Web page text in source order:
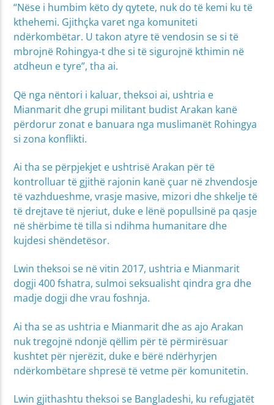
“Nëse i humbim këto dy qytete, nuk do të kemi ku të
kthehemi. Gjithçka varet nga komuniteti
ndërkombëtar. U takon atyre të vendosin se si të
mbrojnë Rohingya-t dhe si të sigurojnë kthimin në
atdheun e tyre”, tha ai.
Që nga nëntori i kaluar, theksoi ai, ushtria e
Mianmarit dhe grupi militant budist Arakan kanë
përdorur zonat e banuara nga muslimanët Rohingya
si zona konflikti.
Ai tha se përpjekjet e ushtrisë Arakan për të
kontrolluar të gjithë rajonin kanë çuar në zhvendosje
të vazhdueshme, vrasje masive, mizori dhe shkelje të
të drejtave të njeriut, duke e lënë popullsinë pa qasje
në shërbime të tilla si ndihma humanitare dhe
kujdesi shëndetësor.
Lwin theksoi se në vitin 2017, ushtria e Mianmarit
dogji 400 fshatra, sulmoi seksualisht qindra gra dhe
madje dogji dhe vrau foshnja.
Ai tha se as ushtria e Mianmarit dhe as ajo Arakan
nuk tregojnë ndonjë qëllim për të përmirësuar
kushtet për njerëzit, duke e bërë ndërhyrjen
ndërkombëtare shpresë të vetme për komunitetin.
Lwin gjithashtu theksoi se Bangladeshi, ku refugjatët